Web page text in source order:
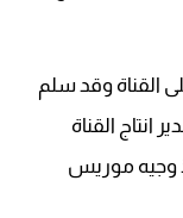
القناة وقد سلم
انتاج القناة
وجيه موريس